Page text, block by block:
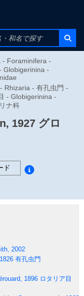
- Foraminifera -
Globigerinina -
Rhizaria - 有孔虫門 -
- Globigerinina -
ナ科
1927 グロ
ド
2002
有孔虫門
1896 ロタリア目